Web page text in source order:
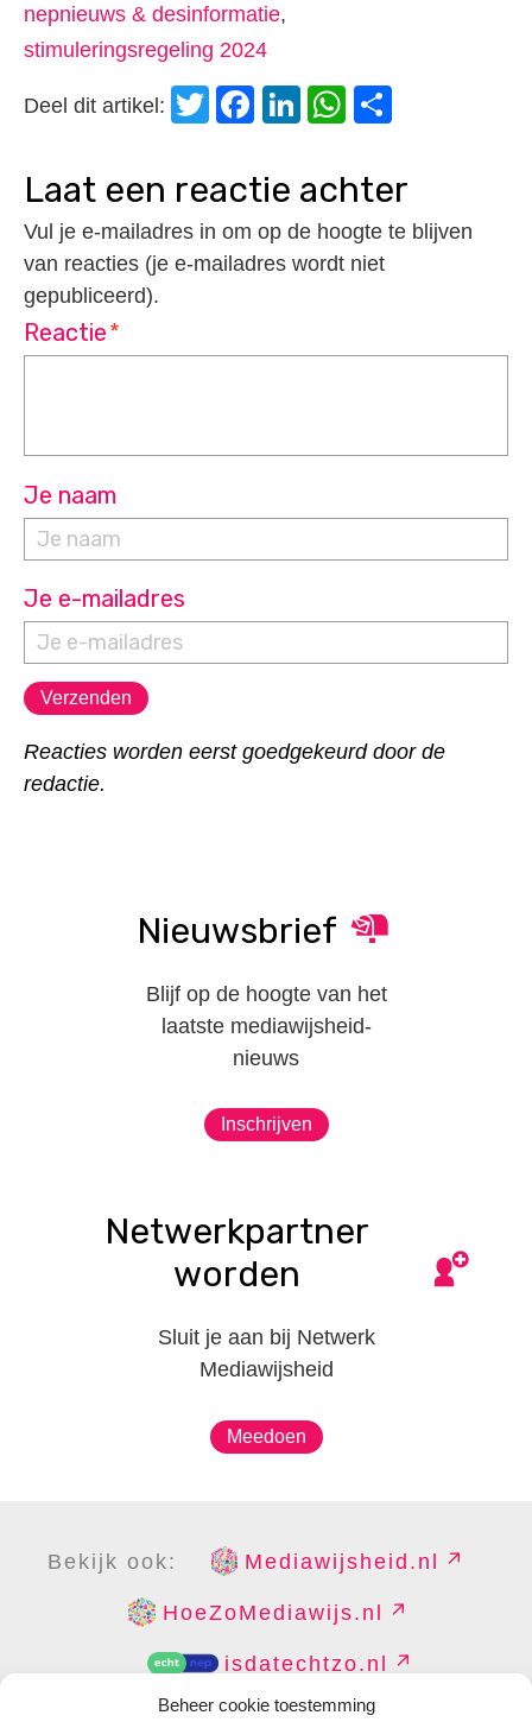
Beheer cookie toestemming
nepnieuws & desinformatie,
stimuleringsregeling 2024
Deel dit artikel: Twitter
Facebook
LinkedIn
WhatsApp
laat een reactie achter
Vul je e-mailadres in om op de hoogte te blijven
van reacties (je e-mailadres wordt niet
gepubliceerd).
Reactie*
Je naam
Je e-mailadres
Reacties worden eerst goedgekeurd door de
redactie.
Nieuwsbrief
Blijf op de hoogte van het
laatste mediawijsheid-
nieuws
Inschrijven
Netwerkpartner
worden
Sluit je aan bij Netwerk
Mediawijsheid
Meedoen
Bekijk ook: Mediawijsheid.nl
HoeZoMediawijs.nl
isdatechtzo.nl